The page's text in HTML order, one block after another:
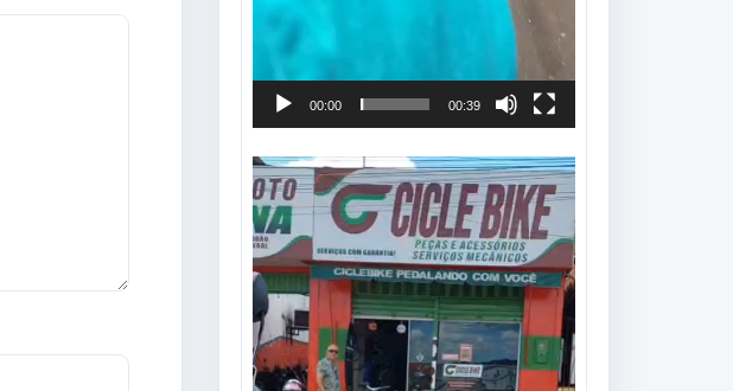
00:00 00:39
Tocador
de
vídeo